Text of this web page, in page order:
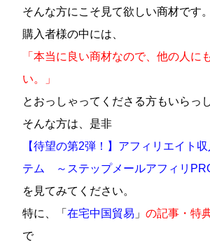
そんな方にこそ見て欲しい商材です。
購入者様の中には、
「本当に良い商材なので、他の人に
い。」
とおっしゃってくださる方もいらっ
そんな方は、是非
【待望の第2弾！】アフィリエイト
テム ～ステップメールアフィリ
を見てみてください。
特に、「 在宅中国貿易 」 の記事・特
で